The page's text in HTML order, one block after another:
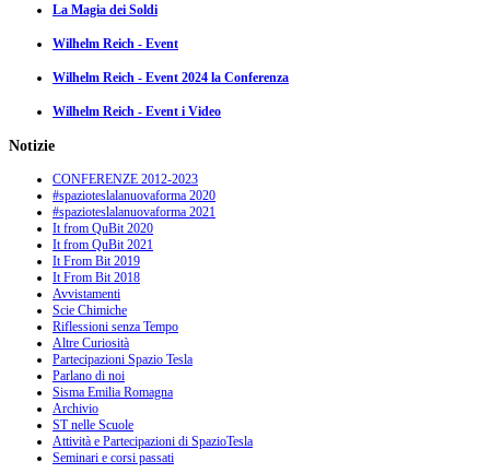
La Magia dei Soldi
Wilhelm Reich - Event
Wilhelm Reich - Event 2024 la Conferenza
Wilhelm Reich - Event i Video
Notizie
CONFERENZE 2012-2023
#spazioteslalanuovaforma 2020
#spazioteslalanuovaforma 2021
It from QuBit 2020
It from QuBit 2021
It From Bit 2019
It From Bit 2018
Avvistamenti
Scie Chimiche
Riflessioni senza Tempo
Altre Curiosità
Partecipazioni Spazio Tesla
Parlano di noi
Sisma Emilia Romagna
Archivio
ST nelle Scuole
Attività e Partecipazioni di SpazioTesla
Seminari e corsi passati